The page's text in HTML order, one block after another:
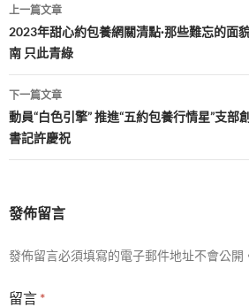
章
導
覽
上一篇文章
2023年甜心約包養網關清點·那些難忘的面
南 只此青綠
下一篇文章
動員“白色引擎” 推進“五約包養行情星”支
書記許慶祝
發佈留言
發佈留言必須填寫的電子郵件地址不會公開
留言 *